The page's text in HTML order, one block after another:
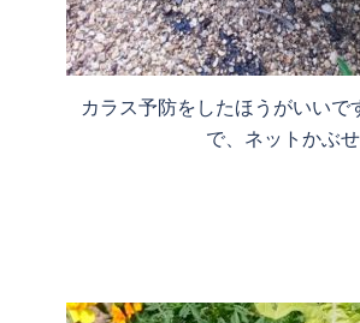
カラス予防をしたほうがいいで
で、ネットかぶ